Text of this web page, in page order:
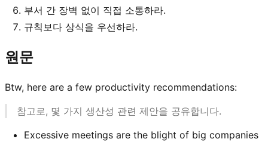
부서 간 장벽 없이 직접 소통하라.
규칙보다 상식을 우선하라.
원문
Btw, here are a few productivity recommendations:
참고로, 몇 가지 생산성 관련 제안을 공유합니다.
Excessive meetings are the blight of big companies